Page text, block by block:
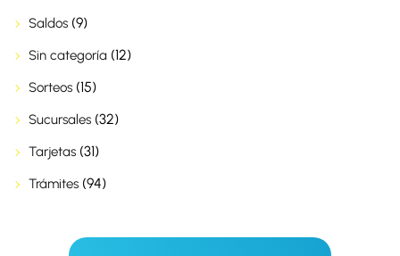
Saldos (9)
Sin categoría (12)
Sorteos (15)
Sucursales (32)
Tarjetas (31)
Trámites (94)